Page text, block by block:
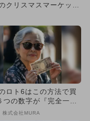
クリスマスマーケット
ロト6はこの方法で買
つの数字が『完全一
る方法
株式会社MURA